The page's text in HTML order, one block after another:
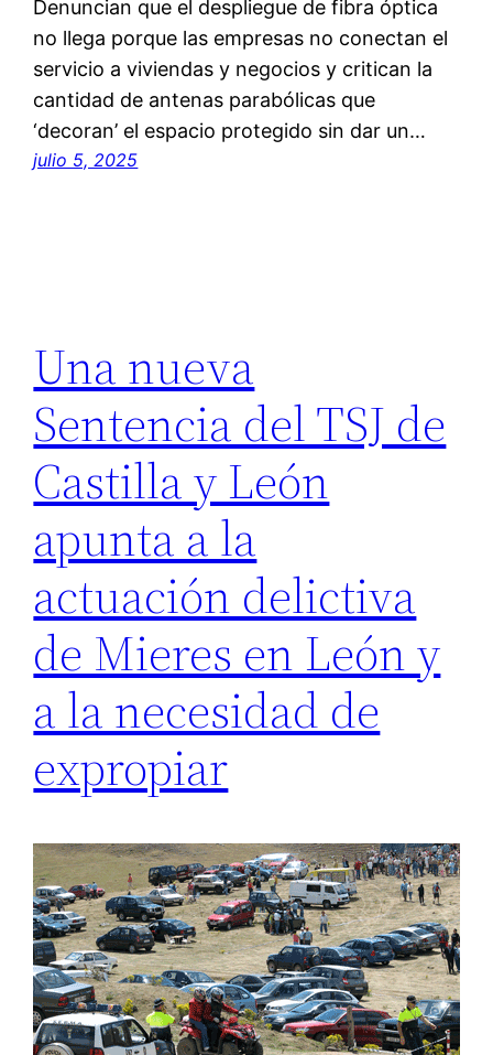
Denuncian que el despliegue de fibra óptica
no llega porque las empresas no conectan el
servicio a viviendas y negocios y critican la
cantidad de antenas parabólicas que
‘decoran’ el espacio protegido sin dar un…
julio 5, 2025
Una nueva
Sentencia del TSJ de
Castilla y León
apunta a la
actuación delictiva
de Mieres en León y
a la necesidad de
expropiar